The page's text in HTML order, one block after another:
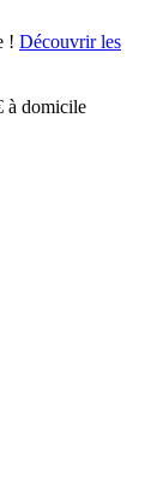
! Découvrir les
à domicile